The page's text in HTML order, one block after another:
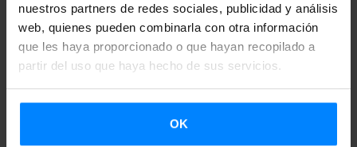
nuestros partners de redes sociales, publicidad y análisis
web, quienes pueden combinarla con otra información
que les haya proporcionado o que hayan recopilado a
partir del uso que haya hecho de sus servicios.
OK
sentido de la vida.
Autor y actores han dedicado meses de trabajo a ensayar y
reescribir el texto original de “La calma mágica / Barealdi
satisfechos, y que podrá disfrutarse, más allá de la